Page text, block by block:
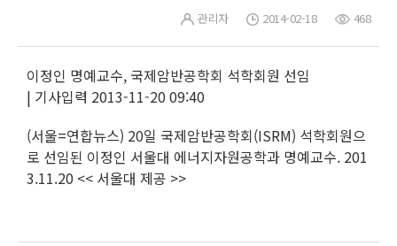
관리자 2014-02-18 468
이정인 명예교수, 국제암반공학회 석학회원 선임
| 기사입력 2013-11-20 09:40
(서울=연합뉴스) 20일 국제암반공학회(ISRM) 석학회원으
로 선임된 이정인 서울대 에너지자원공학과 명예교수. 201
3.11.20 << 서울대 제공 >>